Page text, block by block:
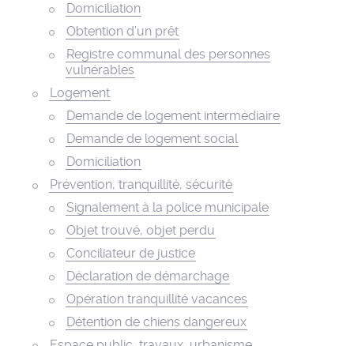
Domiciliation
Obtention d’un prêt
Registre communal des personnes
vulnérables
Logement
Demande de logement intermédiaire
Demande de logement social
Domiciliation
Prévention, tranquillité, sécurité
Signalement à la police municipale
Objet trouvé, objet perdu
Conciliateur de justice
Déclaration de démarchage
Opération tranquillité vacances
Détention de chiens dangereux